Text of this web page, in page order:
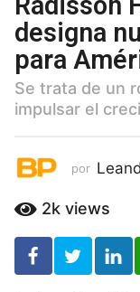
ñ
o
s
5
a
ñ
s
designa
para
Se trata de un
impulsar el
por
2k views